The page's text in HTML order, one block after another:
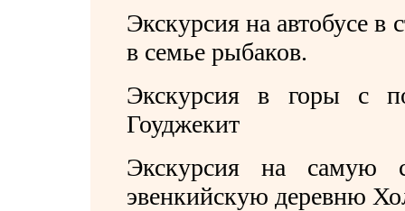
Экскурсия на автобусе в
в семье рыбаков.
Экскурсия в горы с
Гоуджекит
Экскурсия на самую
эвенкийскую деревню